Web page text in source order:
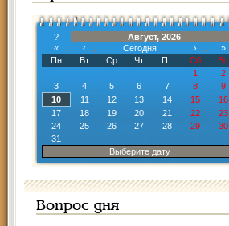
?
Август, 2026
«
‹ Сегодня ›
»
Пн
Вт Ср Чт Пт Сб
Вс
1
2
3
4 5 6 7 8
9
10
11 12 13 14 15
16
17
18 19 20 21 22
23
24
25 26 27 28 29
30
31
Выберите дату
Вопрос дня